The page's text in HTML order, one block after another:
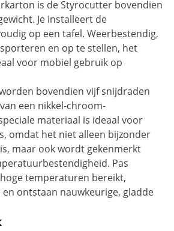
is de Styrocutter bovendien
Je installeert de
op een tafel. Weerbestendig,
en op te stellen, het
voor mobiel gebruik op
bovendien vijf snijdraden
een nikkel-chroom-
materiaal is ideaal voor
omdat het niet alleen bijzonder
maar ook wordt gekenmerkt
Pas
temperaturen bereikt,
ontstaan ​​nauwkeurige, gladde